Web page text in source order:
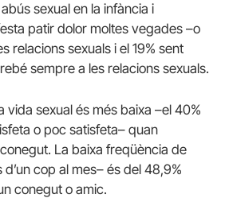
sexual en la infància i
patir dolor moltes vegades –o
relacions sexuals i el 19% sent
sempre a les relacions sexuals.
vida sexual és més baixa –el 40%
o poc satisfeta– quan
La baixa freqüència de
cop al mes– és del 48,9%
conegut o amic.